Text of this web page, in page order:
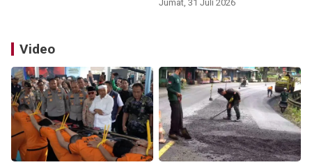
Jumat, 31 Juli 2026
Video